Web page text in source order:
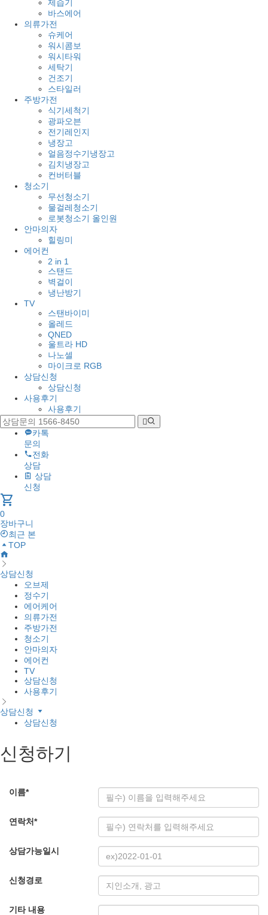
제습기
바스에어
의류가전
슈케어
워시콤보
워시타워
세탁기
건조기
스타일러
주방가전
식기세척기
광파오븐
전기레인지
냉장고
얼음정수기냉장고
김치냉장고
컨버터블
청소기
무선청소기
물걸레청소기
로봇청소기 올인원
안마의자
힐링미
에어컨
2 in 1
스탠드
벽걸이
냉난방기
TV
스탠바이미
올레드
QNED
울트라 HD
나노셀
마이크로 RGB
상담신청
상담신청
사용후기
사용후기
카톡
문의
전화
상담
상담
신청
shopping_cart
0
장바구니
최근 본
TOP
상담신청
오브제
정수기
에어케어
의류가전
주방가전
청소기
안마의자
에어컨
TV
상담신청
사용후기
상담신청
상담신청
신청하기
이름*
연락처*
상담가능일시
신청경로
기타 내용